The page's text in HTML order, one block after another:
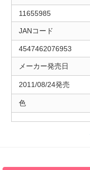
11655985
JANコード
4547462076953
メーカー発売日
2011/08/24発売
色